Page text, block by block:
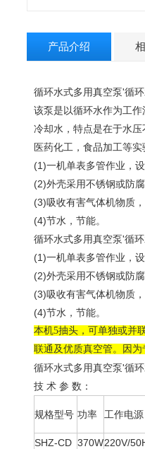
产品介绍
循环水式多用真空泵'循
该泵是以循环水作为工
冷却水，特点是在于水
医药化工，食品加工等
(1)一机单表多管作业，
(2)外壳采用不锈钢或防
(3)吸收有害气体机物质
(4)节水，节能。
循环水式多用真空泵'循
(1)一机单表多管作业，
(2)外壳采用不锈钢或防
(3)吸收有害气体机物质
(4)节水，节能。
本机5抽头，可单独或并
联通及优质真空管。因
循环水式多用真空泵'循
技 术 参 数：
规格型号 功率 工作电源
SHZ-CD 370W220V/